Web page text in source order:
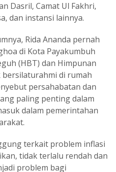
Dasril, Camat Ul Fakhri,
dan instansi lainnya.
Rida Ananda pernah
di Kota Payakumbuh
(HBT) dan Himpunan
di rumah
persahabatan dan
paling penting dalam
dalam pemerintahan
terkait problem inflasi
tidak terlalu rendah dan
problem bagi